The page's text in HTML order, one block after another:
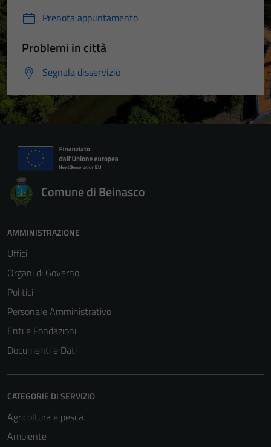
Prenota appuntamento
Problemi in città
Segnala disservizio
Comune di Beinasco
AMMINISTRAZIONE
Uffici
Organi di Governo
Politici
Personale Amministrativo
Enti e Fondazioni
Documenti e Dati
CATEGORIE DI SERVIZIO
Agricoltura e pesca
Ambiente